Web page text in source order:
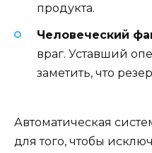
продукта.
Человеческий
враг. Уставший
заметить, что
Автоматическая
для того, чтобы